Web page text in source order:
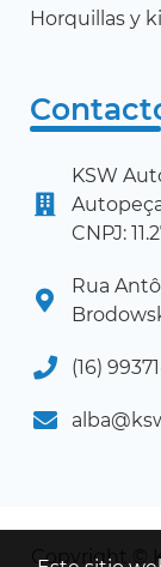
Horquillas y
KSW
CNPJ:
Rua
(16)
Copyright ©